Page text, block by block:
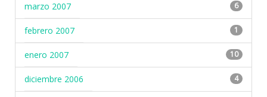
marzo 2007 6
febrero 2007 1
enero 2007 10
diciembre 2006 4